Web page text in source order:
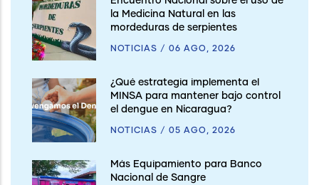
la Medicina Natural en las
mordeduras de serpientes
NOTICIAS / 06 AGO, 2026
¿Qué estrategia implementa el
MINSA para mantener bajo control
el dengue en Nicaragua?
NOTICIAS / 05 AGO, 2026
Más Equipamiento para Banco
Nacional de Sangre